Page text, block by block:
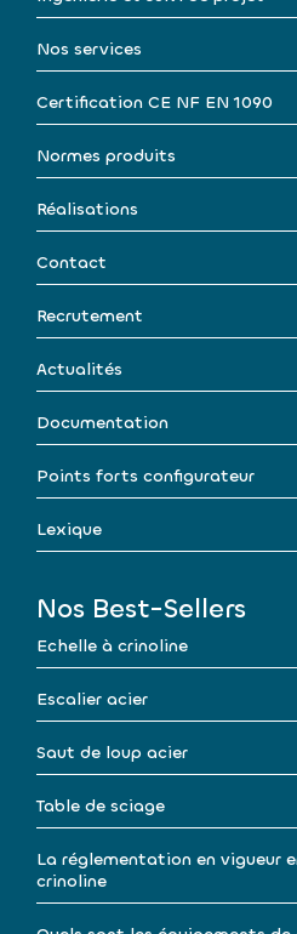
Nos services
Certification CE NF EN 1090
Normes produits
Réalisations
Contact
Recrutement
Actualités
Documentation
Points forts configurateur
Lexique
Nos Best-Sellers
Echelle à crinoline
Escalier acier
Saut de loup acier
Table de sciage
La réglementation en vigueur
crinoline